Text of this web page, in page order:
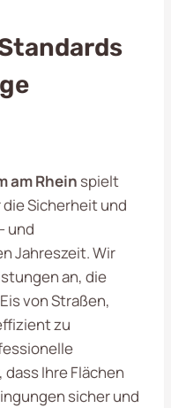
am Rhein spielt
Sicherheit und
und
Jahreszeit. Wir
an, die
von Straßen,
zu
Ihre Flächen
sicher und